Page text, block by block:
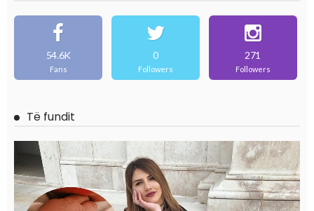
54.6K
Fans
0
Followers
271
Followers
Të fundit